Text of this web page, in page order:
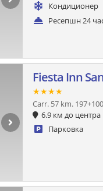
Кондиционер
Ресепшн 24
Fiesta Inn
★★★★
Carr. 57 km.
6.9 км до центра
Парковка